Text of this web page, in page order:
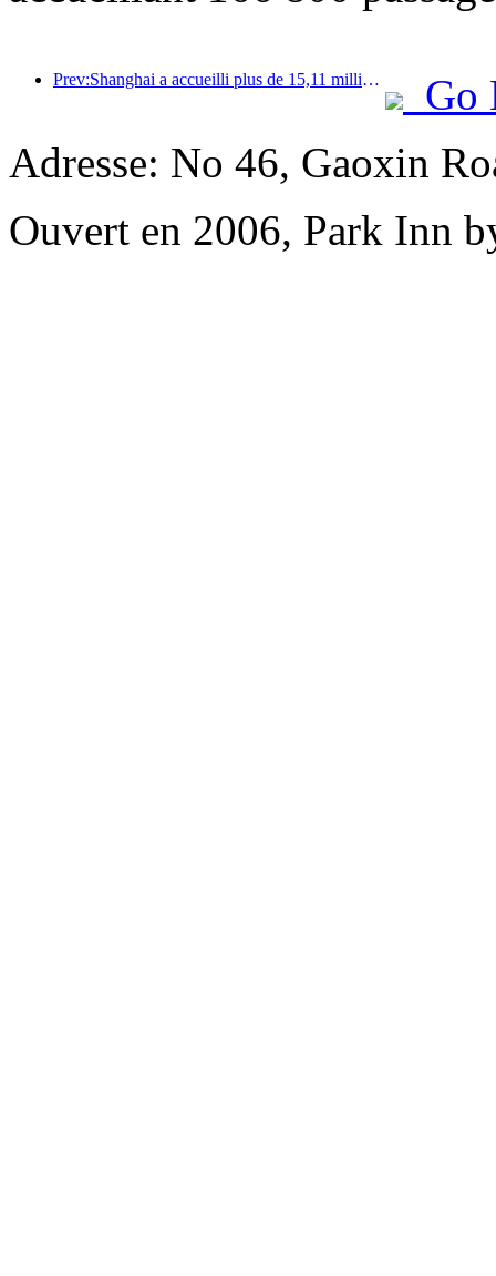
Prev:Shanghai a accueilli plus de 15,11 millions de visiteurs au cours des quatre premiers jours des vacances de la mi-automne et de la fête nationale, soit une augmentation de plus de 20 % par rapport à l'année précédente.
Go
Adresse: No 46, Gaoxin
Ouvert en 2006, Park Inn